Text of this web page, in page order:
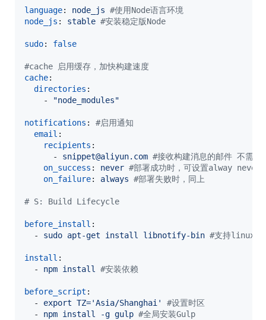
language: node_js #使用Node语言环境
node_js : stable #安装稳定版Node
sudo: false
#cache 启用缓存，加快构建速度
cache:
directories :
    -
"node_modules"
notifications : #启用通知
email :
recipients :
      -
snippet@aliyun.com #接收构建消息的邮件 不需
on_success : never #部署成功时，可设置alway never
on_failure: always #部署失败时，同上
# S: Build Lifecycle
before_install :
  -
sudo apt-get install libnotify-bin #支持linux桌
install :
  -
npm install #安装依赖
before_script :
  -
export TZ='Asia/Shanghai' #设置时区
  -
npm install -g gulp #全局安装Gulp